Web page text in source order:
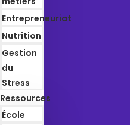
Entrepreneuriat
Nutrition
Gestion
du
Stress
Ressources
École